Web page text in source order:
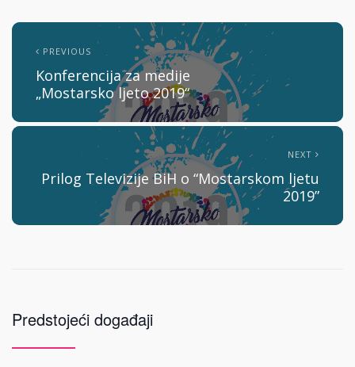
PREVIOUS
Konferencija za medije
„Mostarsko ljeto 2019“
NEXT
Prilog Televizije BiH o “Mostarskom ljetu
2019”
Predstojeći događaji